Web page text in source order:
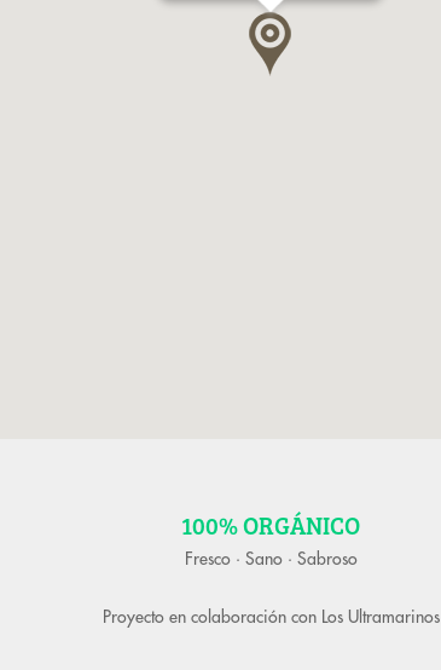
100% ORGÁNICO
Fresco · Sano · Sabroso
Proyecto en colaboración con Los Ultramarinos